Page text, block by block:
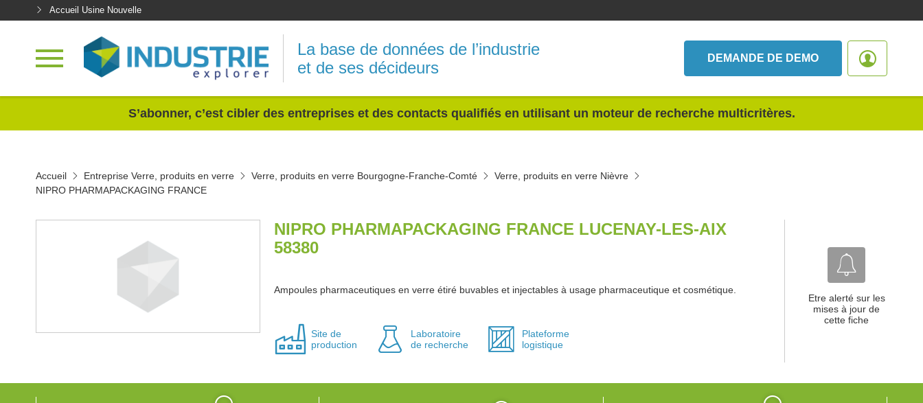
Accueil Usine Nouvelle
La base de données de l’industrie
et de ses décideurs
DEMANDE DE DEMO
S’abonner, c’est cibler des entreprises et des contacts qualifiés en utilisant un moteur de recherche multicritères.
Accueil Entreprise Verre, produits en verre Verre, produits en verre Bourgogne-Franche-Comté
Verre, produits en verre Nièvre
NIPRO PHARMAPACKAGING FRANCE
NIPRO PHARMAPACKAGING FRANCE LUCENAY-LES-AIX
58380
Ampoules pharmaceutiques en verre étiré buvables et injectables à usage pharmaceutique et cosmétique.
Site de
production
Laboratoire
de recherche
Plateforme
logistique
Etre alerté sur les
mises à jour de
cette fiche